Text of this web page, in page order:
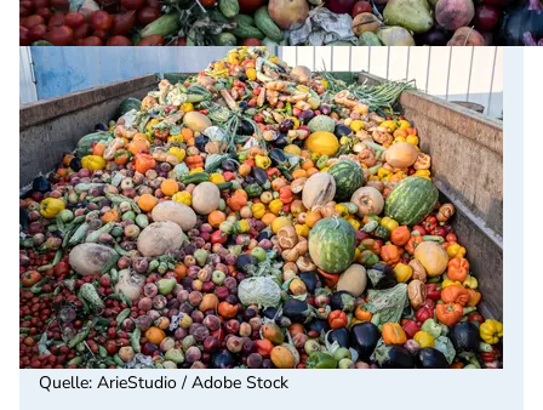
Quelle: ArieStudio / Adobe Stock